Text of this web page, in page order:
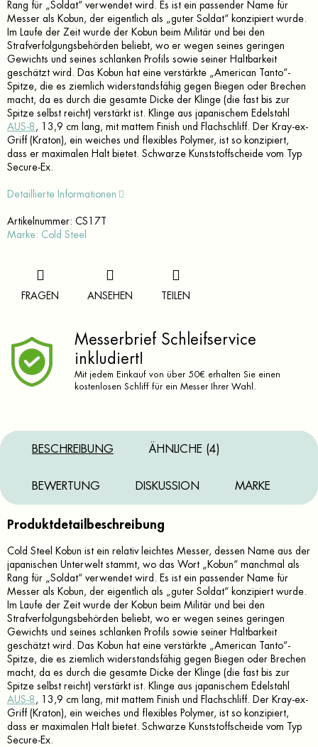
Rang für „Soldat“ verwendet wird. Es ist ein passender Name für
Messer als Kobun, der eigentlich als „guter Soldat“ konzipiert wurde.
Im Laufe der Zeit wurde der Kobun beim Militär und bei den
Strafverfolgungsbehörden beliebt, wo er wegen seines geringen
Gewichts und seines schlanken Profils sowie seiner Haltbarkeit
geschätzt wird. Das Kobun hat eine verstärkte „American Tanto“-
Spitze, die es ziemlich widerstandsfähig gegen Biegen oder Brechen
macht, da es durch die gesamte Dicke der Klinge (die fast bis zur
Spitze selbst reicht) verstärkt ist. Klinge aus japanischem Edelstahl
AUS-8 , 13,9 cm lang, mit mattem Finish und Flachschliff. Der Kray-ex-
Griff (Kraton), ein weiches und flexibles Polymer, ist so konzipiert,
dass er maximalen Halt bietet. Schwarze Kunststoffscheide vom Typ
Secure-Ex.
Detaillierte Informationen
Artikelnummer: CS17T
Marke: Cold Steel
FRAGEN ANSEHEN TEILEN
Messerbrief Schleifservice
inkludiert!
Mit jedem Einkauf von über 50€ erhalten Sie einen
kostenlosen Schliff für ein Messer Ihrer Wahl.
BESCHREIBUNG ÄHNLICHE (4)
BEWERTUNG DISKUSSION MARKE
Produktdetailbeschreibung
Cold Steel Kobun ist ein relativ leichtes Messer, dessen Name aus der
japanischen Unterwelt stammt, wo das Wort „Kobun“ manchmal als
Rang für „Soldat“ verwendet wird. Es ist ein passender Name für
Messer als Kobun, der eigentlich als „guter Soldat“ konzipiert wurde.
Im Laufe der Zeit wurde der Kobun beim Militär und bei den
Strafverfolgungsbehörden beliebt, wo er wegen seines geringen
Gewichts und seines schlanken Profils sowie seiner Haltbarkeit
geschätzt wird. Das Kobun hat eine verstärkte „American Tanto“-
Spitze, die es ziemlich widerstandsfähig gegen Biegen oder Brechen
macht, da es durch die gesamte Dicke der Klinge (die fast bis zur
Spitze selbst reicht) verstärkt ist. Klinge aus japanischem Edelstahl
AUS-8 , 13,9 cm lang, mit mattem Finish und Flachschliff. Der Kray-ex-
Griff (Kraton), ein weiches und flexibles Polymer, ist so konzipiert,
dass er maximalen Halt bietet. Schwarze Kunststoffscheide vom Typ
Secure-Ex.